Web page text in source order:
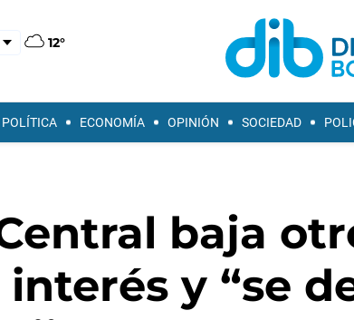
12°
POLÍTICA ECONOMÍA OPINIÓN SOCIEDAD
baja
y “se